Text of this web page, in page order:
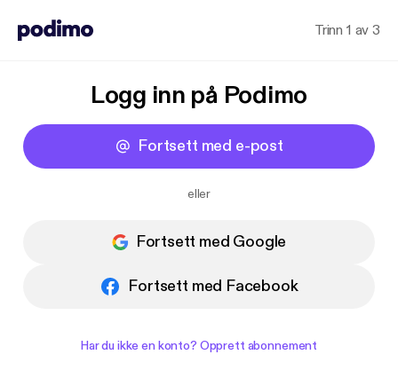
Trinn 1 av 3
Logg inn på Podimo
Fortsett med e-post
eller
Fortsett med Google
Fortsett med Facebook
Har du ikke en konto? Opprett abonnement